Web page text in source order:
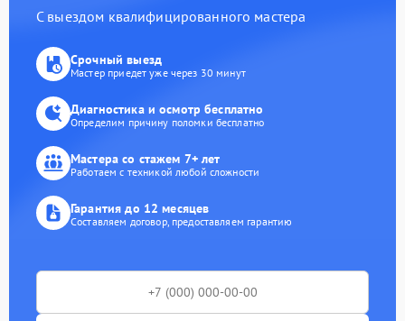
С выездом квалифицированного мастера
Срочный выезд
Мастер приедет уже через 30 минут
Диагностика и осмотр бесплатно
Определим причину поломки бесплатно
Мастера со стажем 7+ лет
Работаем с техникой любой сложности
Гарантия до 12 месяцев
Составляем договор, предоставляем гарантию